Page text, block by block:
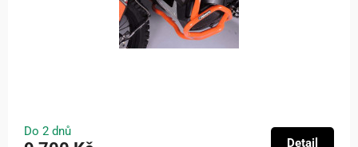
Do 2 dnů
Detail